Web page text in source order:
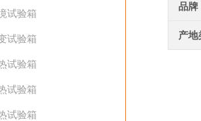
试验箱
试验箱
试验箱
试验箱
试验箱
品牌
产地